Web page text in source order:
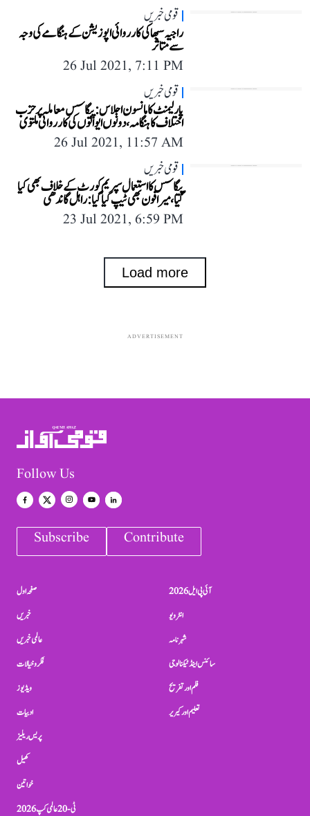
قومی خبریں
راجیہ سبھا کی کارروائی اپوزیشن کے ہنگامے کی وجہ
سے متاثر
26 Jul 2021, 7:11 PM
قومی خبریں
پارلیمنٹ کا مانسون اجلاس: پیگاسس معاملہ پر حزب
اختلاف کا ہنگامہ، دونوں ایوانوں کی کارروائی ملتوی
26 Jul 2021, 11:57 AM
قومی خبریں
پیگاسس کا استعمال سپریم کورٹ کے خلاف بھی کیا
گیا، میرا فون بھی ٹیپ کیا گیا: راہل گاندھی
23 Jul 2021, 6:59 PM
Load more
ADVERTISEMENT
Follow Us
Subscribe Contribute
صفحہ اول
خبریں
عالمی خبریں
فکر و خیالات
ویڈیوز
ادبیات
پریس ریلیز
کھیل
خواتین
ٹی-20 عالمی کپ 2026
آئی پی ایل 2026
انٹرویو
شہرنامہ
سائنس اینڈ ٹیکنالوجی
فلم اور تفریح
تعلیم اور کیریر